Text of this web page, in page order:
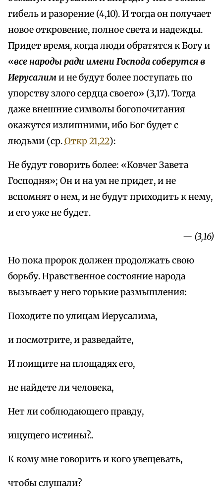
гибель и разорение (4,10). И тогда он получает
новое откровение, полное света и надежды.
Придет время, когда люди обратятся к Богу и
«все народы ради имени Господа соберутся в
Иерусалими не будут более поступать по
упорству злого сердца своего» (3,17). Тогда
даже внешние символы богопочитания
окажутся излишними, ибо Бог будет с
людьми (ср.Откр 21,22):
Не будут говорить более: «Ковчег Завета
Господня»; Он и на ум не придет, и не
вспомнят о нем, и не будут приходить к нему,
и его уже не будет.
— (3,16)
Но пока пророк должен продолжать свою
борьбу. Нравственное состояние народа
вызывает у него горькие размышления:
Походите по улицам Иерусалима,
и посмотрите, и разведайте,
И поищите на площадях его,
не найдете ли человека,
Нет ли соблюдающего правду,
ищущего истины?..
К кому мне говорить и кого увещевать,
чтобы слушали?